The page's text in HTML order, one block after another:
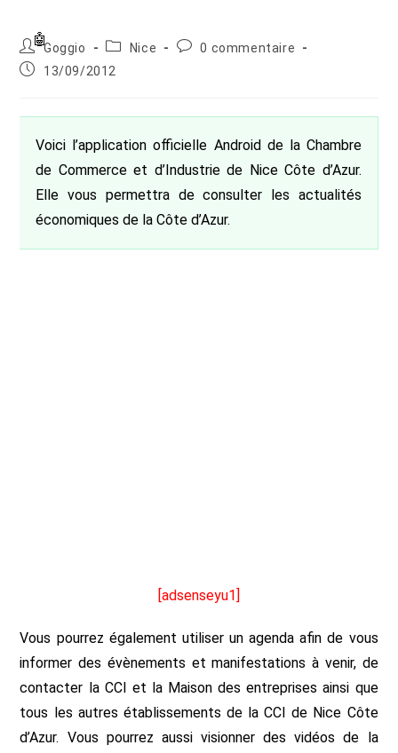
Auteur/autrice
de
la
Goggio
PostNice
Commentaires
0 commentaire
Publication
13/09/2012
Voici l’application officielle Android de la Chambre
de Commerce et d’Industrie de Nice Côte d’Azur.
Elle vous permettra de consulter les actualités
économiques de la Côte d’Azur.
[adsenseyu1]
Vous pourrez également utiliser un agenda afin de vous
informer des évènements et manifestations à venir, de
contacter la CCI et la Maison des entreprises ainsi que
tous les autres établissements de la CCI de Nice Côte
d’Azur. Vous pourrez aussi visionner des vidéos de la